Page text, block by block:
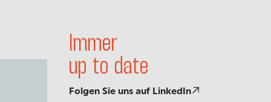
Immer
up to date
Folgen Sie uns auf LinkedIn